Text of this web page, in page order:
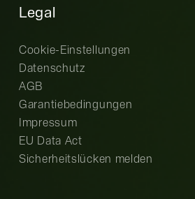
Legal
Cookie-Einstellungen
Datenschutz
AGB
Garantiebedingungen
Impressum
EU Data Act
Sicherheitslücken melden